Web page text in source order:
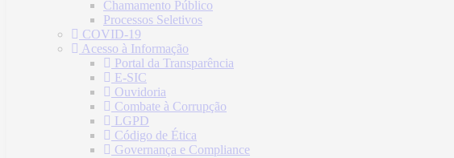
Chamamento Público
Processos Seletivos
COVID-19
Acesso à Informação
Portal da Transparência
E-SIC
Ouvidoria
Combate à Corrupção
LGPD
Código de Ética
Governança e Compliance